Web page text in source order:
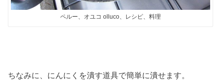
ペルー、オユコ olluco、レシピ、料理
ちなみに、にんにくを潰す道具で簡単に潰せます。